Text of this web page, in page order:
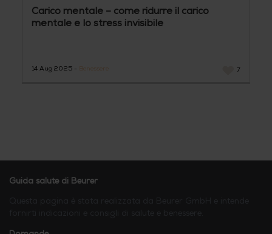
Carico mentale – come ridurre il carico
mentale e lo stress invisibile
14 Aug 2025 - Benessere 7
Guida salute di Beurer